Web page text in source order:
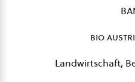
bio
Landwirtschaft,